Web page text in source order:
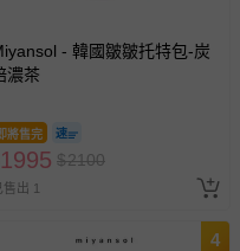
- 韓國皺皺托特包-炭
濃茶
將售完
1995 $2100
售出 1
4